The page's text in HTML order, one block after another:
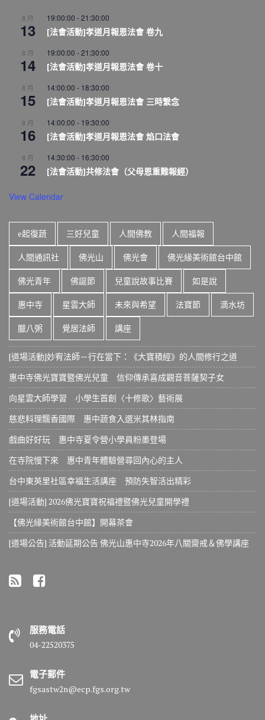
8 月
13
19:00:00 -21:30:00
[法會活動]孝道月報恩法會 卷九
8 月
14
19:00:00 -21:30:00
[法會活動]孝道月報恩法會 卷十
8 月
15
14:00:00 - 18:30:00
[法會活動]孝道月報恩法會 三時繫念
8 月
16
14:00:00 - 19:30:00
[法會活動]孝道月報恩法會 焰口法會
8 月
22
14:30:00 - 16:30:00
[法會活動]共修法會（父母恩重難報經）
View Calendar
e起復蔬 三好兒童 人間佛教 人間福報
人間通訊社 佛光山 佛光會 佛光緣美術館台中館
佛光青年 佛誕節 兒童說故事比賽 如是說
惠中寺 星雲大師 未來與希望 法寶節 滴水坊
臘八粥 覺居法師 講座
[道場活動]妙宥法師－行在當下：《大寶積經》的人間修行之道
惠中寺佛光寶寶暨佛光兒童 信仰傳承喜成觀音菩薩契子女
向星雲大師學習 小學生首創〈十修歌〉藝術展
慈悲料理飄香國際 惠中蔬食入選米其林指南
戲曲好好玩 惠中寺夏令營小學員粉墨登場
在寺院慢下來 惠中青年體驗營尋回內心的主人
台中東英里社區幸福生活講座 預防失智活出精彩
[道場活動] 2026佛光寶寶祝福禮暨佛光兒童開學禮
【佛光緣美術館台中館】開幕茶會
[道場公告] 活動延期公告 佛光山惠中寺2026年八關齋戒＆佛學講座
服務電話
04-22520375
電子郵件
fgsastw2n@ecp.fgs.org.tw